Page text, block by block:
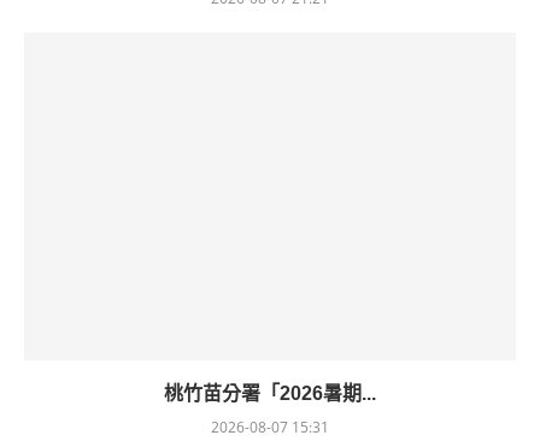
桃竹苗分署「2026暑期...
2026-08-07 15:31